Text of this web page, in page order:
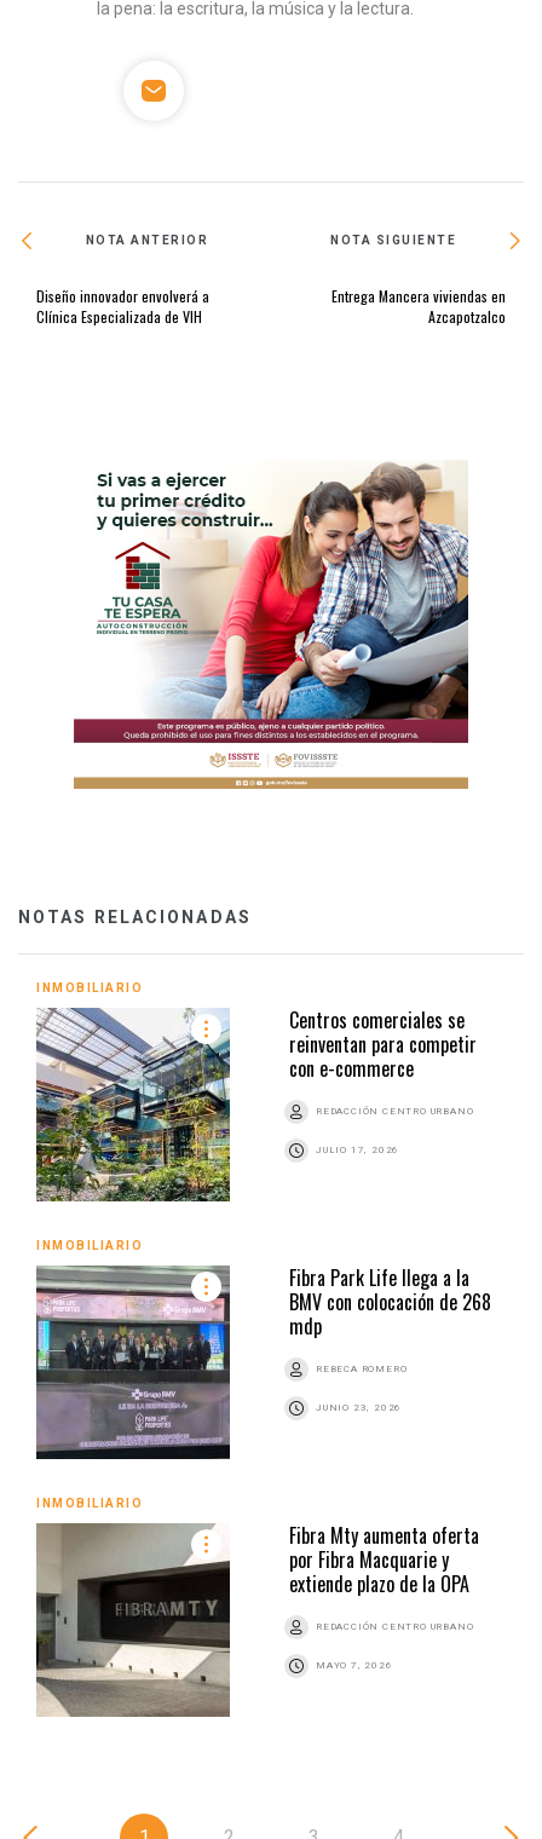
la pena: la escritura, la música y la lectura.
NOTA ANTERIOR
Diseño innovador envolverá a
Clínica Especializada de VIH
NOTA SIGUIENTE
Entrega Mancera viviendas en
Azcapotzalco
NOTAS RELACIONADAS
INMOBILIARIO
Centros comerciales se
reinventan para competir
con e-commerce
REDACCIÓN CENTRO URBANO
JULIO 17, 2026
INMOBILIARIO
Fibra Park Life llega a la
BMV con colocación de 268
mdp
REBECA ROMERO
JUNIO 23, 2026
INMOBILIARIO
Fibra Mty aumenta oferta
por Fibra Macquarie y
extiende plazo de la OPA
REDACCIÓN CENTRO URBANO
MAYO 7, 2026